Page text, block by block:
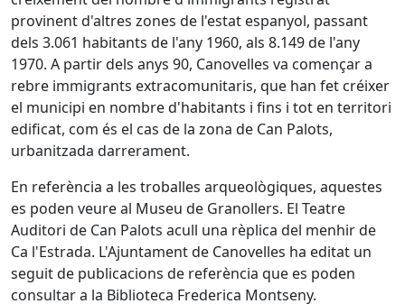
provinent d'altres zones de l'estat espanyol, passant
dels 3.061 habitants de l'any 1960, als 8.149 de l'any
1970. A partir dels anys 90, Canovelles va començar a
rebre immigrants extracomunitaris, que han fet créixer
el municipi en nombre d'habitants i fins i tot en territori
edificat, com és el cas de la zona de Can Palots,
urbanitzada darrerament.
En referència a les troballes arqueològiques, aquestes
es poden veure al Museu de Granollers. El Teatre
Auditori de Can Palots acull una rèplica del menhir de
Ca l'Estrada. L'Ajuntament de Canovelles ha editat un
seguit de publicacions de referència que es poden
consultar a la Biblioteca Frederica Montseny.